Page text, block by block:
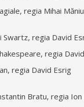
regia Mihai
regia David
regia
regia David Esrig
Bratu, regia Ion